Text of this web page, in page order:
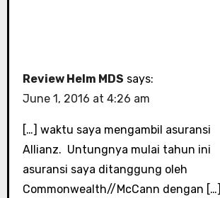
Review Helm MDS says:
June 1, 2016 at 4:26 am
[…] waktu saya mengambil asuransi
Allianz. Untungnya mulai tahun ini
asuransi saya ditanggung oleh
Commonwealth//McCann dengan […]